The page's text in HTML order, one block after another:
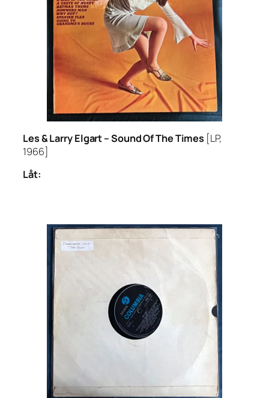
Les & Larry Elgart –Sound Of The Times [LP,
1966]
Låt: